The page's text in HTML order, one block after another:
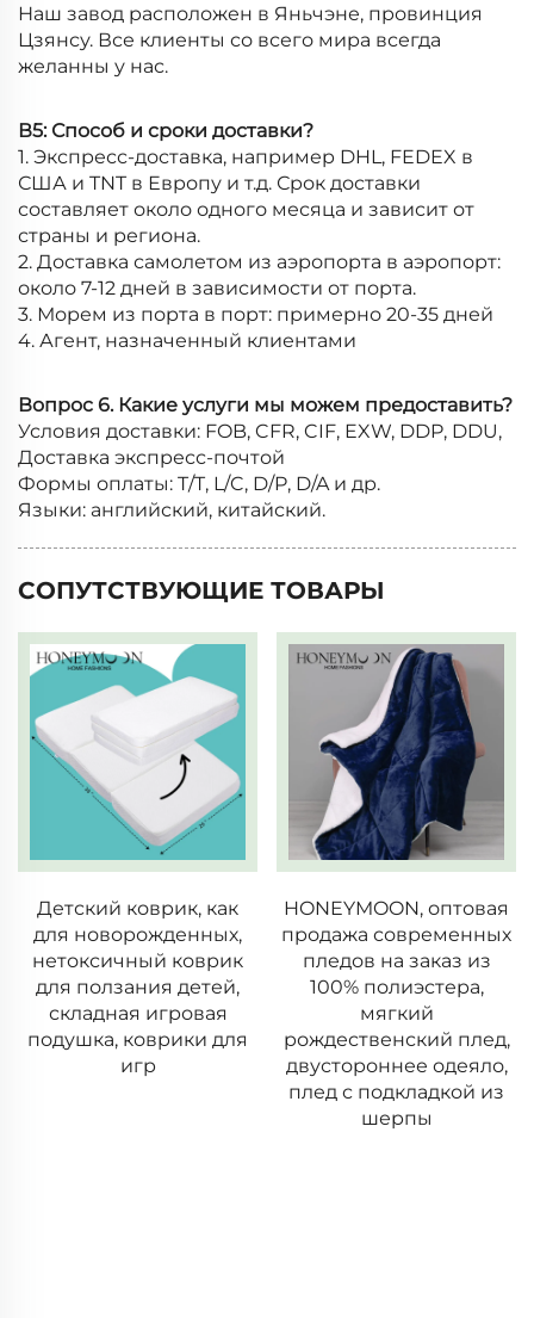
Наш завод расположен в Яньчэне, провинция
Цзянсу. Все клиенты со всего мира всегда
желанны у нас.
В5: Способ и сроки доставки?
1. Экспресс-доставка, например DHL, FEDEX в
США и TNT в Европу и т.д. Срок доставки
составляет около одного месяца и зависит от
страны и региона.
2. Доставка самолетом из аэропорта в аэропорт:
около 7-12 дней в зависимости от порта.
3. Морем из порта в порт: примерно 20-35 дней
4. Агент, назначенный клиентами
Вопрос 6. Какие услуги мы можем предоставить?
Условия доставки: FOB, CFR, CIF, EXW, DDP, DDU,
Доставка экспресс-почтой
Формы оплаты: T/T, L/C, D/P, D/A и др.
Языки: английский, китайский.
СОПУТСТВУЮЩИЕ ТОВАРЫ
HONEYMOON, оптовая
продажа современных
пледов на заказ из
100% полиэстера,
мягкий
рождественский плед,
двустороннее одеяло,
Свадебные шторы из
вуали для спальни
готовые шторы и
портьеры для гостиной
с кольцами
прозрачные шторы на
окно для дома